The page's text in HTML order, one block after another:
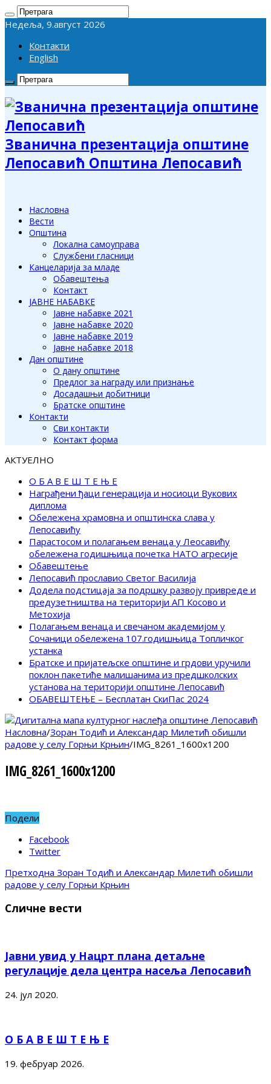
Недеља, 9.август 2026
Контакти
English
Званична презентација општине
Лепосавић Општина Лепосавић
Насловна
Вести
Општина
Локална самоуправа
Службени гласници
Канцеларија за младе
Обавештења
Контакт
ЈАВНЕ НАБАВКЕ
Јавне набавке 2021
Јавне набавке 2020
Јавне набавке 2019
Јавне набавке 2018
Дан општине
О дану општине
Предлог за награду или признање
Досадашњи добитници
Братске општине
Контакти
Сви контакти
Контакт форма
АКТУЕЛНО
О Б А В Е Ш Т Е Њ Е
Награђени ђаци генерација и носиоци Вукових
диплома
Обележена храмовна и општинска слава у
Лепосавићу
Парастосом и полагањем венаца у Леосавићу
обележена годишњица почетка НАТО агресије
Обавештење
Лепосавић прославио Светог Василија
Додела подстицаја за подршку развоју привреде и
предузетништва на територији АП Косово и
Метохија
Полагањем венаца и свечаном академијом у
Сочаници обележена 107.годишњица Топличког
устанка
Братске и пријатељске општине и грдови уручили
поклон пакетиће малишанима из предшколских
установа на територији општине Лепосавић
ОБАВЕШТЕЊЕ – Бесплатан СкиПас 2024
Насловна/Зоран Тодић и Александар Милетић обишли
радове у селу Горњи Крњин/IMG_8261_1600x1200
IMG_8261_1600x1200
Подели
Facebook
Twitter
Претходна Зоран Тодић и Александар Милетић обишли
радове у селу Горњи Крњин
Сличне вести
Јавни увид у Нацрт плана детаљне
регулације дела центра насеља Лепосавић
24. јул 2020.
О Б А В Е Ш Т Е Њ Е
19. фебруар 2026.